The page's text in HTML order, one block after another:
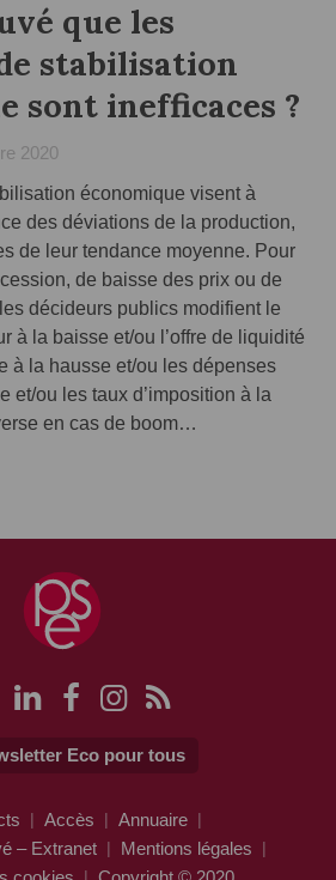
que les
stabilisation
sont inefficaces ?
2020
économique visent à
des déviations de la production,
de leur tendance moyenne. Pour
de baisse des prix ou de
décideurs publics modifient le
à la baisse et/ou l’offre de liquidité
à la hausse et/ou les dépenses
et/ou les taux d’imposition à la
en cas de boom…
Eco pour tous
Accès
Annuaire
– Extranet
Mentions légales